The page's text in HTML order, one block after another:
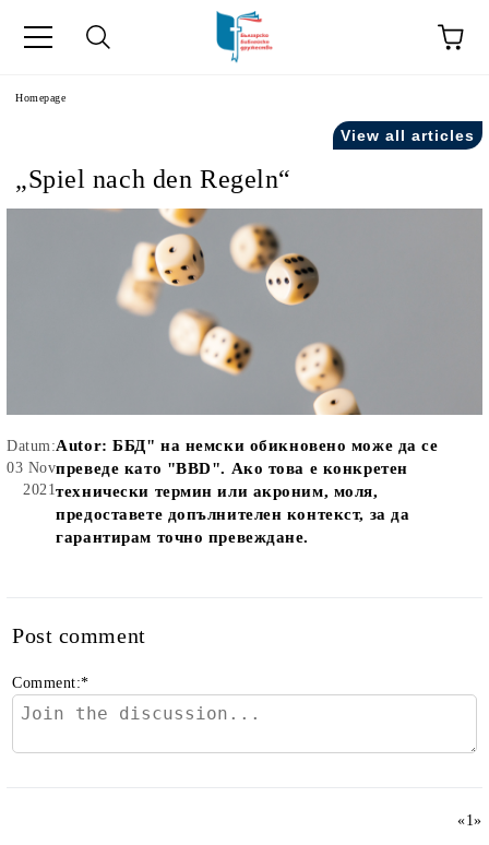
Homepage
View all articles
„Spiel nach den Regeln“
Datum:
03 Nov
2021
Autor: ББД" на немски обикновено може да се
преведе като "BBD". Ако това е конкретен
технически термин или акроним, моля,
предоставете допълнителен контекст, за да
гарантирам точно превеждане.
Post comment
Comment:*
«1»